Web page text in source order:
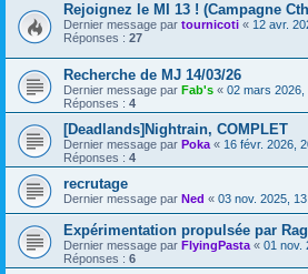
Rejoignez le MI 13 ! (Campagne
Dernier message par tournicoti « 12 avr.
Réponses : 27
Recherche de MJ 14/03/26
Dernier message par Fab's « 02 mars 2026,
Réponses : 4
[Deadlands]Nightrain, COMPLET
Dernier message par Poka « 16 févr. 2026,
Réponses : 4
recrutage
Dernier message par Ned « 03 nov. 2025,
Expérimentation propulsée par
Dernier message par FlyingPasta « 01 nov.
Réponses : 6